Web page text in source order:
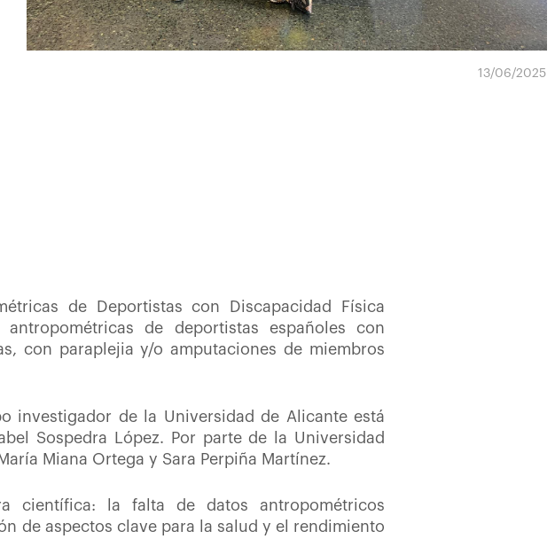
13/06/2025
de Deportistas con Discapacidad Física
de deportistas españoles con
con paraplejia y/o amputaciones de miembros
investigador de la Universidad de Alicante está
Sospedra López. Por parte de la Universidad
Miana Ortega y Sara Perpiña Martínez.
científica: la falta de datos antropométricos
de aspectos clave para la salud y el rendimiento